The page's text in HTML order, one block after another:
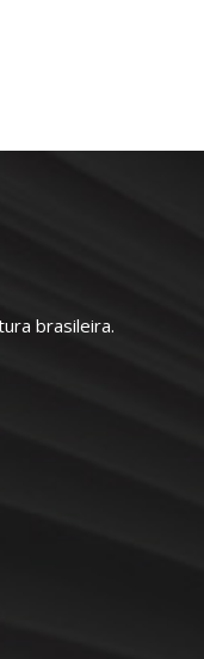
brasileira.